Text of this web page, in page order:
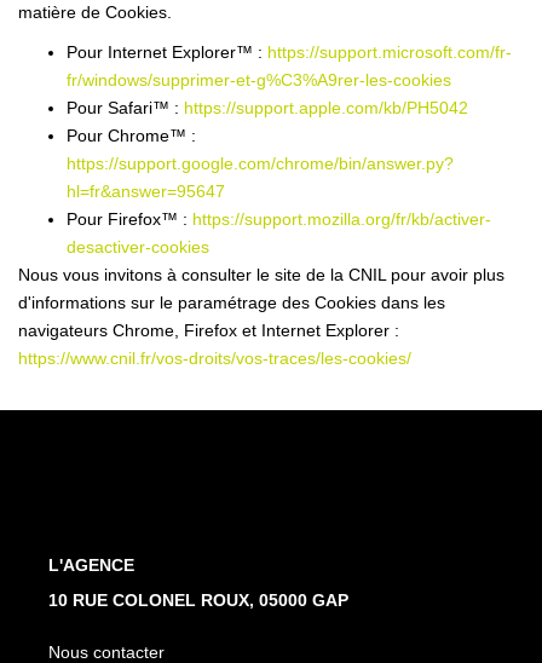
matière de Cookies.
Pour Internet Explorer™ : https://support.microsoft.com/fr-
fr/windows/supprimer-et-g%C3%A9rer-les-cookies
Pour Safari™ : https://support.apple.com/kb/PH5042
Pour Chrome™ :
https://support.google.com/chrome/bin/answer.py?
hl=fr&answer=95647
Pour Firefox™ : https://support.mozilla.org/fr/kb/activer-
desactiver-cookies
Nous vous invitons à consulter le site de la CNIL pour avoir plus
d'informations sur le paramétrage des Cookies dans les
navigateurs Chrome, Firefox et Internet Explorer :
https://www.cnil.fr/vos-droits/vos-traces/les-cookies/
L'AGENCE
10 RUE COLONEL ROUX, 05000 GAP
Nous contacter